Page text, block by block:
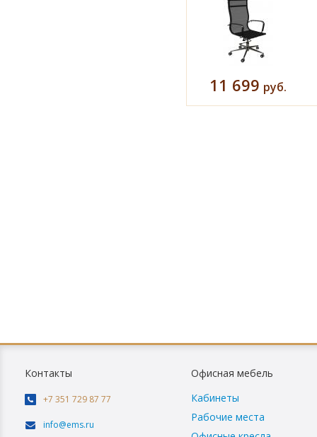
11 699 руб.
Контакты
+7 351 729 87 77
info@ems.ru
Офисная мебель
Кабинеты
Рабочие места